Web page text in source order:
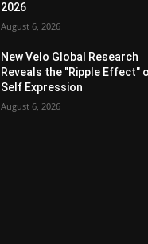
2026
August 6, 2026
New Velo Global Research
Reveals the "Ripple Effect"
Self Expression
August 6, 2026